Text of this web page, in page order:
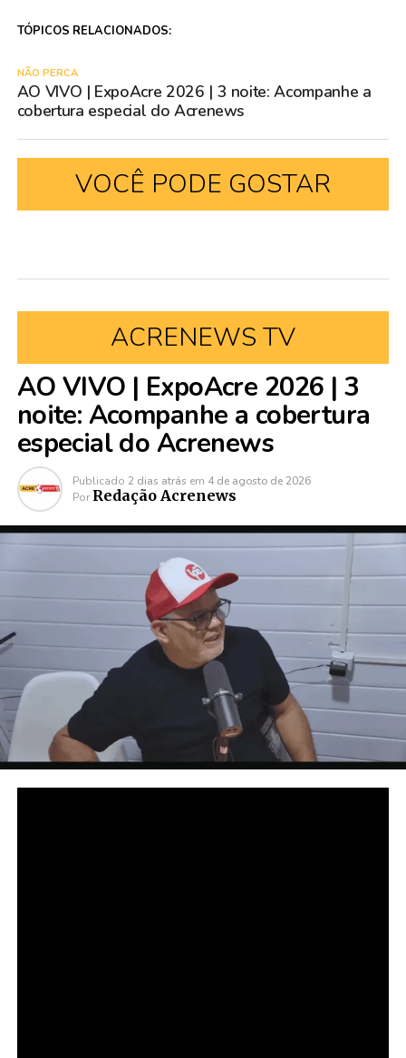
TÓPICOS RELACIONADOS:
NÃO PERCA
AO VIVO | ExpoAcre 2026 | 3 noite: Acompanhe a
cobertura especial do Acrenews
VOCÊ PODE GOSTAR
ACRENEWS TV
AO VIVO | ExpoAcre 2026 | 3
noite: Acompanhe a cobertura
especial do Acrenews
Publicado 2 dias atrás em 4 de agosto de 2026
Por Redação Acrenews